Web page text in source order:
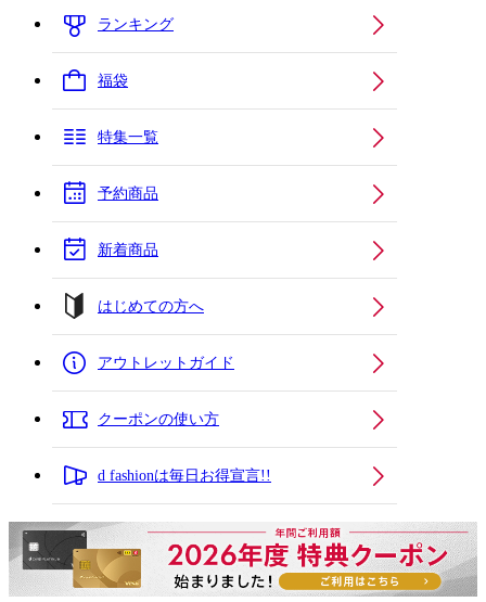
ランキング
福袋
特集一覧
予約商品
新着商品
はじめての方へ
アウトレットガイド
クーポンの使い方
d fashionは毎日お得宣言!!